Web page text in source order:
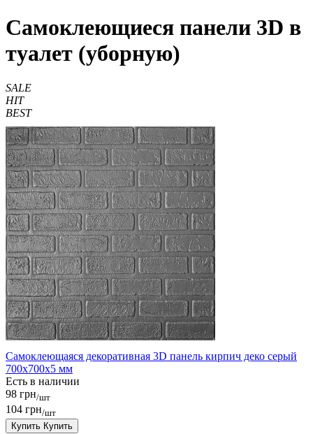
Самоклеющиеся панели 3D в
туалет (уборную)
SALE
HIT
BEST
Самоклеющаяся декоративная 3D панель кирпич деко серый
700x700x5 мм
Есть в наличии
98 грн/шт
104 грн/шт
Купить Купить